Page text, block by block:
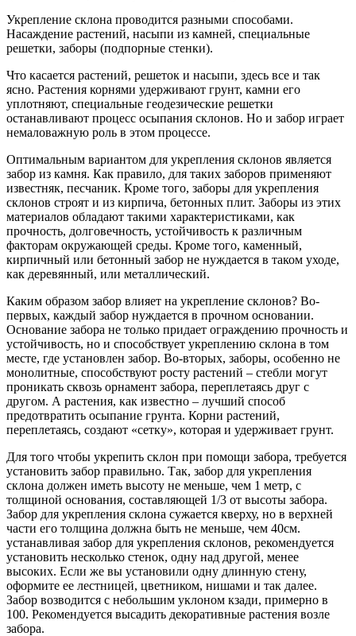
Укрепление склона проводится разными способами.
Насаждение растений, насыпи из камней, специальные
решетки, заборы (подпорные стенки).
Что касается растений, решеток и насыпи, здесь все и так
ясно. Растения корнями удерживают грунт, камни его
уплотняют, специальные геодезические решетки
останавливают процесс осыпания склонов. Но и забор играет
немаловажную роль в этом процессе.
Оптимальным вариантом для укрепления склонов является
забор из камня. Как правило, для таких заборов применяют
известняк, песчаник. Кроме того, заборы для укрепления
склонов строят и из кирпича, бетонных плит. Заборы из этих
материалов обладают такими характеристиками, как
прочность, долговечность, устойчивость к различным
факторам окружающей среды. Кроме того, каменный,
кирпичный или бетонный забор не нуждается в таком уходе,
как деревянный, или металлический.
Каким образом забор влияет на укрепление склонов? Во-
первых, каждый забор нуждается в прочном основании.
Основание забора не только придает ограждению прочность и
устойчивость, но и способствует укреплению склона в том
месте, где установлен забор. Во-вторых, заборы, особенно не
монолитные, способствуют росту растений – стебли могут
проникать сквозь орнамент забора, переплетаясь друг с
другом. А растения, как известно – лучший способ
предотвратить осыпание грунта. Корни растений,
переплетаясь, создают «сетку», которая и удерживает грунт.
Для того чтобы укрепить склон при помощи забора, требуется
установить забор правильно. Так, забор для укрепления
склона должен иметь высоту не меньше, чем 1 метр, с
толщиной основания, составляющей 1/3 от высоты забора.
Забор для укрепления склона сужается кверху, но в верхней
части его толщина должна быть не меньше, чем 40см.
устанавливая забор для укрепления склонов, рекомендуется
установить несколько стенок, одну над другой, менее
высоких. Если же вы установили одну длинную стену,
оформите ее лестницей, цветником, нишами и так далее.
Забор возводится с небольшим уклоном кзади, примерно в
100. Рекомендуется высадить декоративные растения возле
забора.